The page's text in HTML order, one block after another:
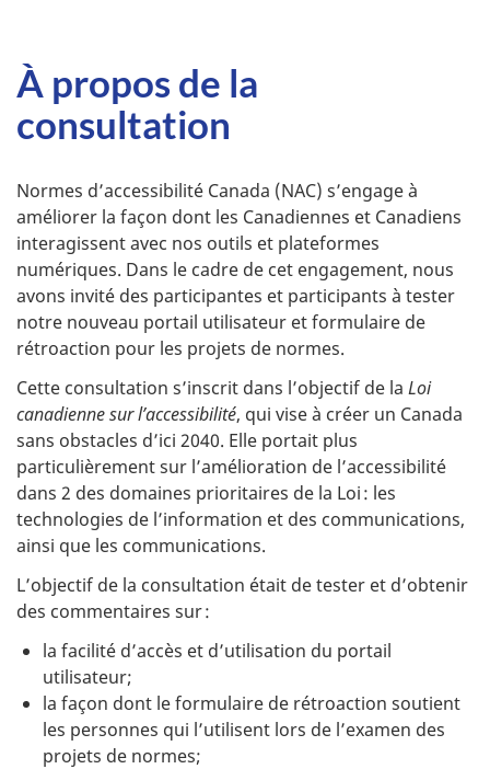
À propos de la
consultation
Normes d’accessibilité Canada (NAC) s’engage à
améliorer la façon dont les Canadiennes et Canadiens
interagissent avec nos outils et plateformes
numériques. Dans le cadre de cet engagement, nous
avons invité des participantes et participants à tester
notre nouveau portail utilisateur et formulaire de
rétroaction pour les projets de normes.
Cette consultation s’inscrit dans l’objectif de la Loi
canadienne sur l’accessibilité, qui vise à créer un Canada
sans obstacles d’ici 2040. Elle portait plus
particulièrement sur l’amélioration de l’accessibilité
dans 2 des domaines prioritaires de la Loi : les
technologies de l’information et des communications,
ainsi que les communications.
L’objectif de la consultation était de tester et d’obtenir
des commentaires sur :
la facilité d’accès et d’utilisation du portail
utilisateur;
la façon dont le formulaire de rétroaction soutient
les personnes qui l’utilisent lors de l’examen des
projets de normes;